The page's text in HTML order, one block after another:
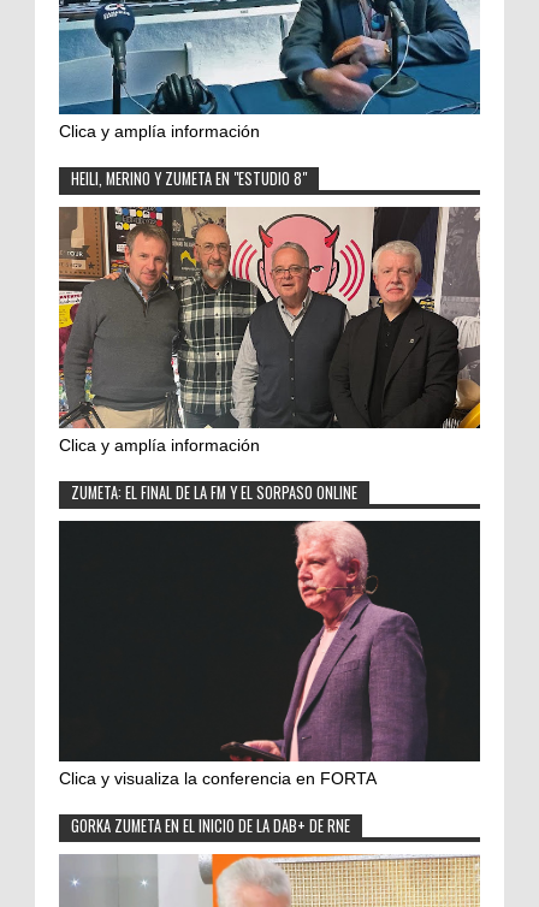
Clica y amplía información
HEILI, MERINO Y ZUMETA EN "ESTUDIO 8"
Clica y amplía información
ZUMETA: EL FINAL DE LA FM Y EL SORPASO ONLINE
Clica y visualiza la conferencia en FORTA
GORKA ZUMETA EN EL INICIO DE LA DAB+ DE RNE